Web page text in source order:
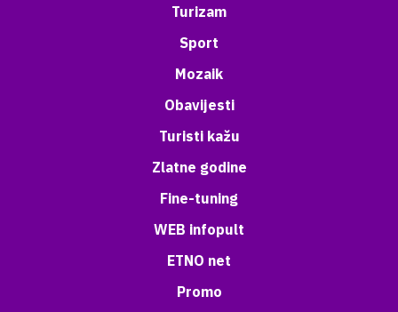
Turizam
Sport
Mozaik
Obavijesti
Turisti kažu
Zlatne godine
Fine-tuning
WEB infopult
ETNO net
Promo